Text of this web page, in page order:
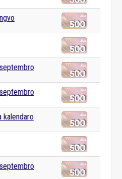
kalendaro